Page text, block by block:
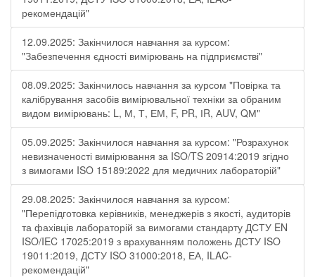
рекомендацій"
12.09.2025: Закінчилося навчання за курсом:
"Забезпечення єдності вимірювань на підприємстві"
08.09.2025: Закінчилось навчання за курсом "Повірка та
калібрування засобів вимірювальної техніки за обраним
видом вимірювань: L, М, Т, ЕМ, F, РR, ІR, АUV, QМ"
05.09.2025: Закінчилося навчання за курсом: "Розрахунок
невизначеності вимірювання за ISO/TS 20914:2019 згідно
з вимогами ISO 15189:2022 для медичних лабораторій"
29.08.2025: Закінчилося навчання за курсом:
"Перепідготовка керівників, менеджерів з якості, аудиторів
та фахівців лабораторій за вимогами стандарту ДСТУ EN
ISO/IEC 17025:2019 з врахуванням положень ДСТУ ISO
19011:2019, ДСТУ ISO 31000:2018, ЕА, ILAC-
рекомендацій"